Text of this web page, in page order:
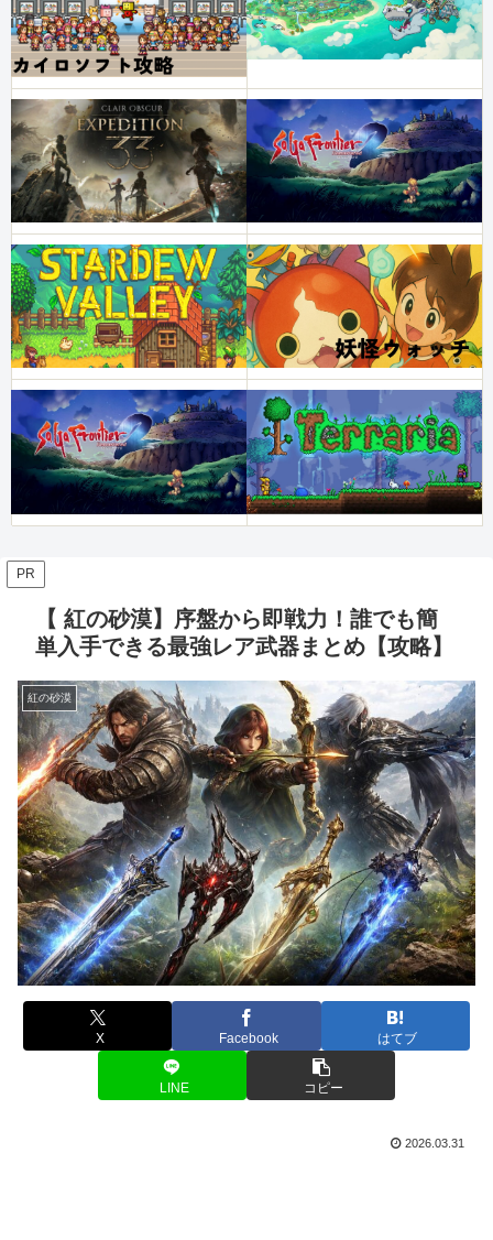
PR
【 紅の砂漠】序盤から即戦力！誰でも簡
単入手できる最強レア武器まとめ【攻略】
紅の砂漠
X Facebook はてブ
LINE コピー
2026.03.31